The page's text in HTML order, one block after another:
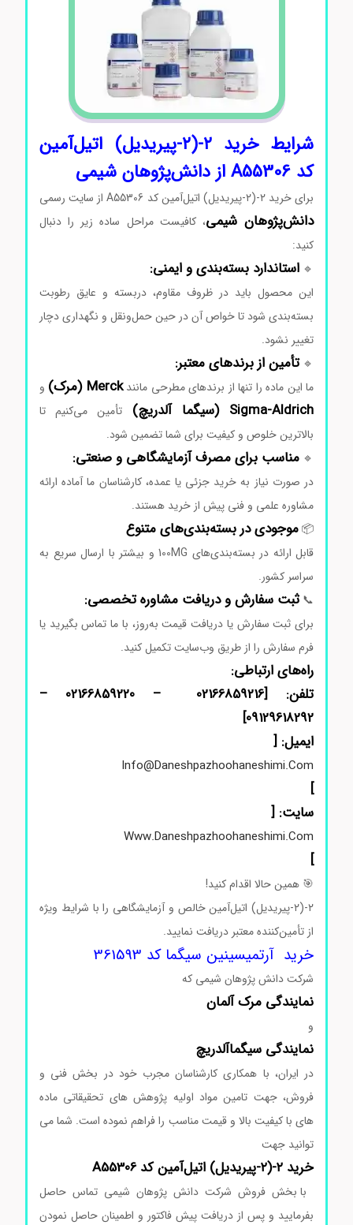
شرایط
خرید ۲-(۲-پیریدیل) اتیل‌آمین
کد A55306
از دانش‌پژوهانشیمی
برایخرید ۲-(۲-پیریدیل) اتیل‌آمین کد A55306 ازسایترسمی
دانش‌پژوهانشیمی،کافیستمراحلسادهزیررا دنبال
کنید:قیمت ۲-(۲-پیریدیل) اتیل‌آمین
استانداردبسته‌بندیوایمنی:
اینمحصولبایددر ظروفمقاوم،دربستهو عایقرطوبت
بسته‌بندیشودتاخواصآندرحینحمل‌ونقلونگهداریدچار
تغییرنشود.
تأمینازبرندهایمعتبر:
اینمادهراتنهاازبرندهایمطرحیمانندMerck ( مرک) و
Sigma-Aldrich ( سیگماآلدریچ) تأمینمی‌کنیمتا
بالاترینخلوصوکیفیتبرایشماتضمینشود.
مناسببرایمصرفآزمایشگاهیوصنعتی:
صورتنیازبه خریدجزئییاعمده،کارشناسانما آمادهارائه
مشاورهعلمیوفنیپیشازخریدهستند.
موجودیدربسته‌بندی‌هایمتنوع
قابلارائهدر بسته‌بندی‌های 100MG وبیشتربا ارسالسریعبه
سراسرکشور.
ثبتسفارشودریافتمشاورهتخصصی:
برایثبتسفارشیادریافتقیمتبه‌روز،باماتماسبگیریدیا
فرمسفارشراازطریقوب‌سایتتکمیلکنید.
راه‌هایارتباطی:
تلفن: [02166859216 – 02166859220 –
09129618292
]
ایمیل: [
Info@daneshpazhoohaneshimi.com
سایت: [
Www.daneshpazhoohaneshimi.com
همینحالااقدامکنید!
خالصوآزمایشگاهیراباشرایطویژه
تأمین‌کنندهمعتبردریافتنمایید.
خریدآرتمیسینین سیگما کد 361593
شرکت دانش پژوهان شیمی که
نمایندگیمرکآلمان
نمایندگیسیگماآلدریچ
در ایران، با همکاری کارشناسان مجرب خود در بخش فنی و
فروش، جهت تامین مواد اولیه پژوهش های تحقیقاتی ماده
های با کیفیت بالا و قیمت مناسب را فراهم نموده است. شما می
توانید جهت
خرید ۲-(۲-پیریدیل) اتیل‌آمین کد A55306
با بخش فروش شرکت دانش پژوهان شیمی تماس حاصل
بفرمایید و پس از دریافت پیش فاکتور و اطمینان حاصل نمودن